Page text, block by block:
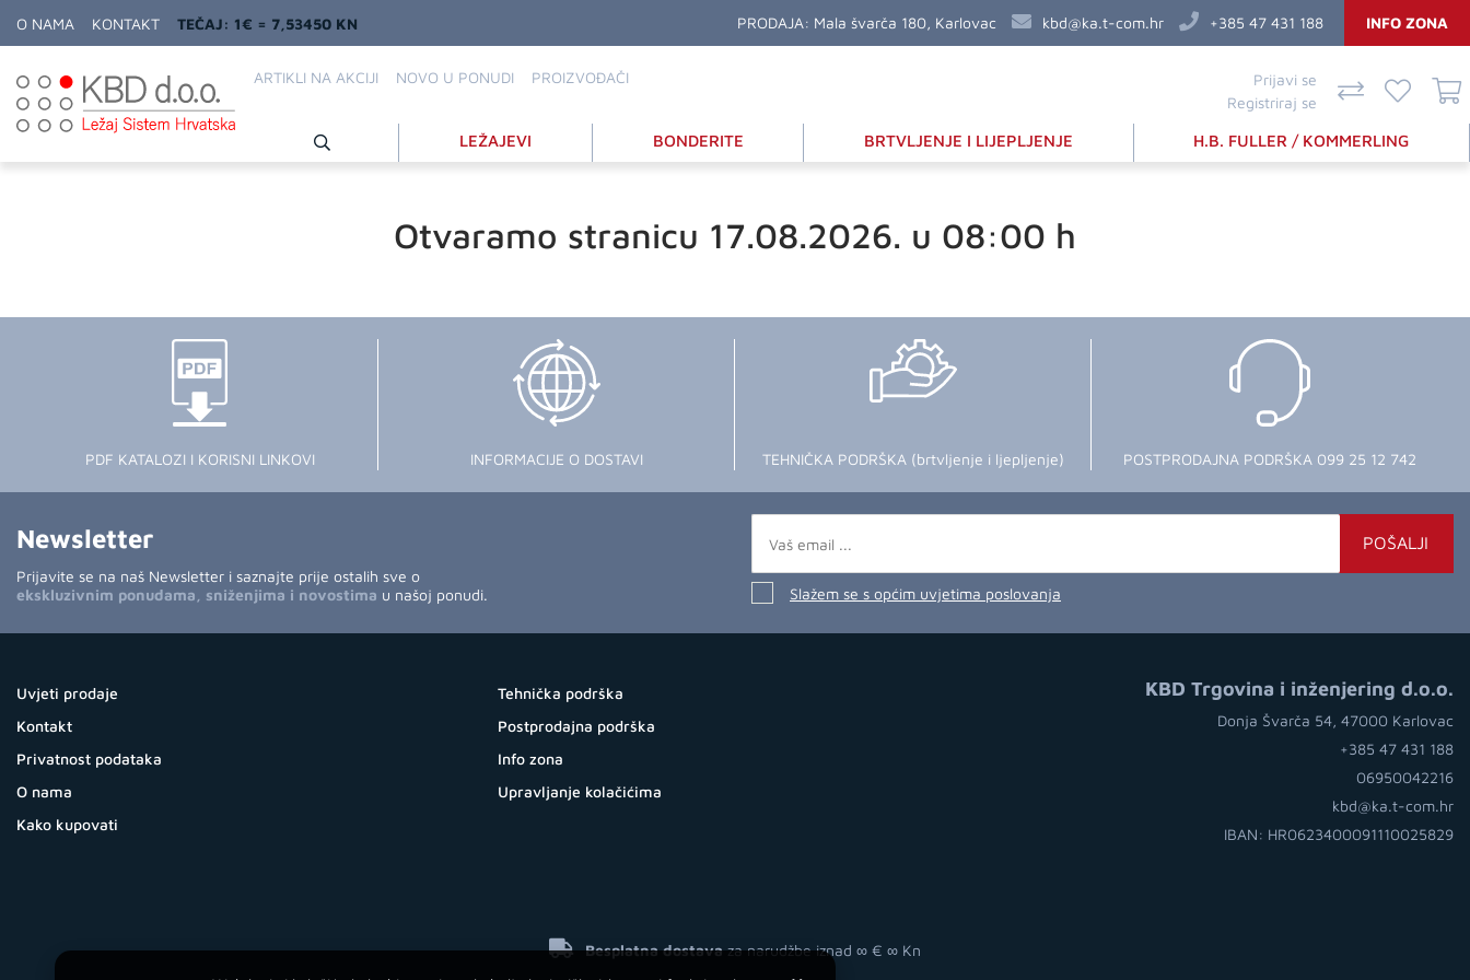
O NAMA KONTAKT TEČAJ: 1€ = 7,53450 KN PRODAJA: Mala švarča 180, Karlovac kbd@ka.t-com.hr +385 47 431 188 INFO ZONA
ARTIKLI NA AKCIJI NOVO U PONUDI PROIZVOĐAČI
Prijavi se
Registriraj se
LEŽAJEVI BONDERITE BRTVLJENJE I LIJEPLJENJE H.B. FULLER / KOMMERLING
Otvaramo stranicu 17.08.2026. u 08:00 h
PDF KATALOZI I KORISNI LINKOVI INFORMACIJE O DOSTAVI TEHNIČKA PODRŠKA (brtvljenje i ljepljenje) POSTPRODAJNA PODRŠKA 099 25 12 742
Newsletter
Prijavite se na naš Newsletter i saznajte prije ostalih sve o
ekskluzivnim ponudama, sniženjima i novostima u našoj ponudi.
POŠALJI
Slažem se s općim uvjetima poslovanja
Uvjeti prodaje
Kontakt
Privatnost podataka
O nama
Kako kupovati
Tehnička podrška
Postprodajna podrška
Info zona
Upravljanje kolačićima
KBD Trgovina i inženjering d.o.o.
Donja Švarča 54, 47000 Karlovac
+385 47 431 188
06950042216
kbd@ka.t-com.hr
IBAN: HR0623400091110025829
Besplatna dostavaza narudžbe iznad ∞ € ∞ Kn